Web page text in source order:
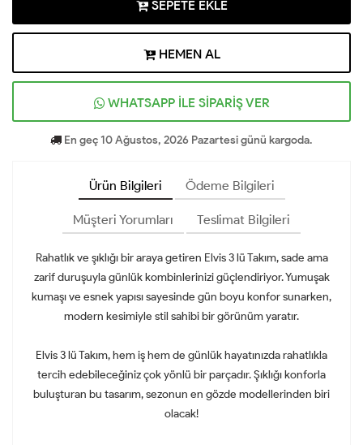
SEPETE EKLE
HEMEN AL
WHATSAPP İLE SİPARİŞ VER
En geç 10 Ağustos, 2026 Pazartesi günü kargoda.
Ürün Bilgileri Ödeme Bilgileri
Müşteri Yorumları Teslimat Bilgileri
Rahatlık ve şıklığı bir araya getiren Elvis 3 lü Takım, sade ama
zarif duruşuyla günlük kombinlerinizi güçlendiriyor. Yumuşak
kumaşı ve esnek yapısı sayesinde gün boyu konfor sunarken,
modern kesimiyle stil sahibi bir görünüm yaratır.
Elvis 3 lü Takım, hem iş hem de günlük hayatınızda rahatlıkla
tercih edebileceğiniz çok yönlü bir parçadır. Şıklığı konforla
buluşturan bu tasarım, sezonun en gözde modellerinden biri
olacak!